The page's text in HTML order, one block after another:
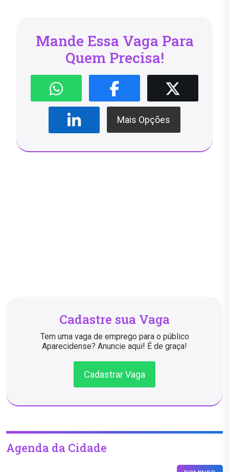
Mande Essa Vaga Para
Quem Precisa!
Mais Opções
Cadastre sua Vaga
Tem uma vaga de emprego para o público
Aparecidense? Anuncie aqui! É de graça!
Cadastrar Vaga
Agenda da Cidade